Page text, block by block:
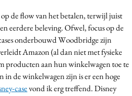
op de flow van het betalen, terwijl juist
eerdere beleving. Ofwel, focus op de
onderbouwd Woodbridge zijn
Amazon (al dan niet met fysieke
producten aan hun winkelwagen toe te
de winkelwagen zijn is er een hoge
casevond ik erg treffend. Disney